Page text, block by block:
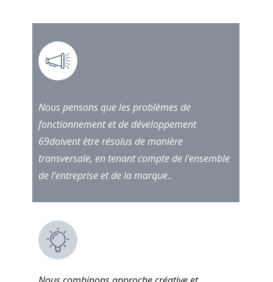
Nous pensons que les problèmes de
fonctionnement et de développement
69doivent être résolus de manière
transversale, en tenant compte de l'ensemble
de l'entreprise et de la marque..